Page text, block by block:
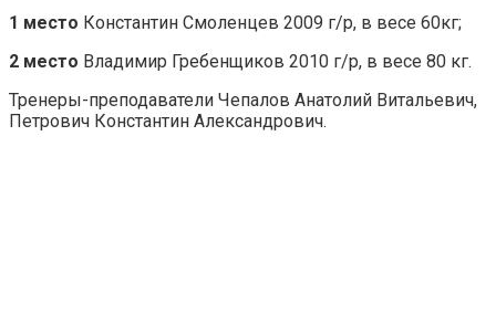
1 место Константин Смоленцев 2009 г/р, в весе 60кг;
2 место Владимир Гребенщиков 2010 г/р, в весе 80 кг.
Тренеры-преподаватели Чепалов Анатолий Витальевич,
Петрович Константин Александрович.